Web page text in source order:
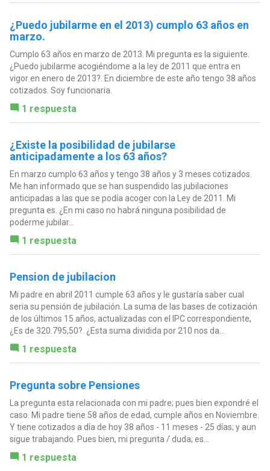
¿Puedo jubilarme en el 2013) cumplo 63 años en
marzo.
Cumplo 63 años en marzo de 2013. Mi pregunta es la siguiente.
¿Puedo jubilarme acogiéndome a la ley de 2011 que entra en
vigor en enero de 2013?. En diciembre de este año tengo 38 años
cotizados. Soy funcionaria.
1 respuesta
¿Existe la posibilidad de jubilarse
anticipadamente a los 63 años?
En marzo cumplo 63 años y tengo 38 años y 3 meses cotizados.
Me han informado que se han suspendido las jubilaciones
anticipadas a las que se podía acoger con la Ley de 2011. Mi
pregunta es. ¿En mi caso no habrá ninguna posibilidad de
poderme jubilar...
1 respuesta
Pension de jubilacion
Mi padre en abril 2011 cumple 63 años y le gustaría saber cual
seria su pensión de jubilación. La suma de las bases de cotización
de los últimos 15 años, actualizadas con el IPC correspondiente,
¿Es de 320.795,50?. ¿Esta suma dividida por 210 nos da...
1 respuesta
Pregunta sobre Pensiones
La pregunta esta relacionada con mi padre; pues bien expondré el
caso. Mi padre tiene 58 años de edad, cumple años en Noviembre.
Y tiene cotizados a día de hoy 38 años - 11 meses - 25 días; y aun
sigue trabajando. Pues bien, mi pregunta / duda; es...
1 respuesta